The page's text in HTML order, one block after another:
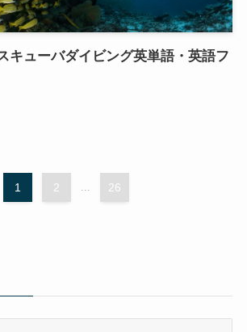
キューバダイビング英単語・英語フ
1 2 ... 26